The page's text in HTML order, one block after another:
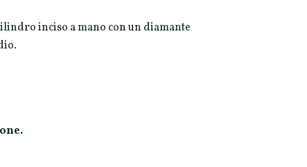
inciso a mano con un diamante